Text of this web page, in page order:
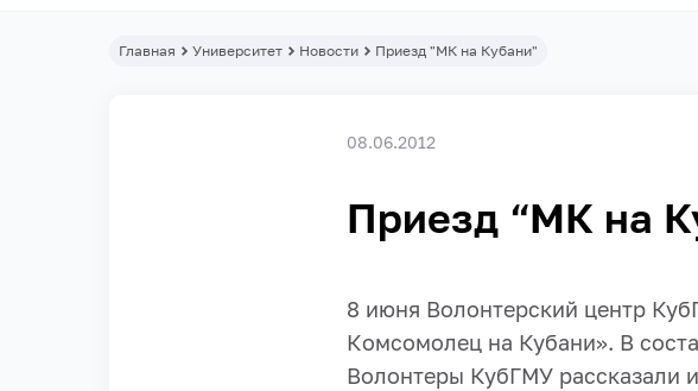
Главная Университет Новости Приезд "МК на Кубани"
08.06.2012
Приезд “МК на
8 июня Волонтерский центр
Комсомолец на Кубани». В
Волонтеры КубГМУ рассказали